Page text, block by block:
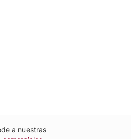
a nuestras